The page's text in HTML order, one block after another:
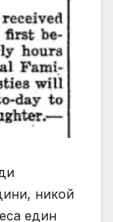
никой
един